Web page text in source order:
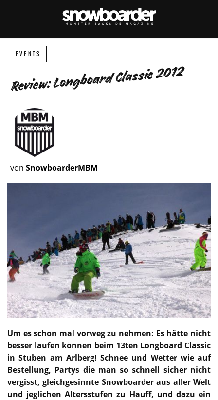
EVENTS
Review: Longboard Classic 2012
von SnowboarderMBM
Um es schon mal vorweg zu nehmen: Es hätte nicht
besser laufen können beim 13ten Longboard Classic
in Stuben am Arlberg! Schnee und Wetter wie auf
Bestellung, Partys die man so schnell sicher nicht
vergisst, gleichgesinnte Snowboarder aus aller Welt
und jeglichen Altersstufen zu Hauff, und dazu ein